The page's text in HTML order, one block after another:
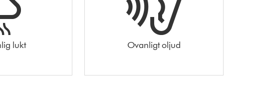
lukt Ovanligt oljud